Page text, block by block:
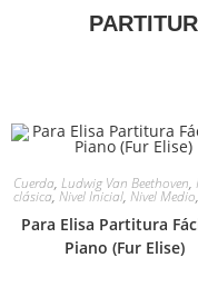
Cuerda, Ludwig Van Beethoven,
clásica,Nivel Inicial, Nivel Medio,
Para Elisa Partitura
Piano (Fur Elise)